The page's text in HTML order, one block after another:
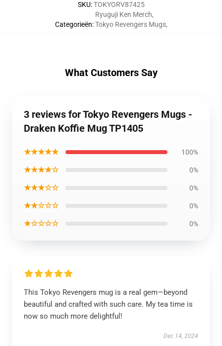
SKU:TOKYORV87425
Categorieën:
Ryuguji Ken Merch,
Tokyo Revengers Mugs,
What Customers Say
3 reviews for Tokyo Revengers Mugs -
Draken Koffie Mug TP1405
★★★★★ 100%
★★★★☆ 0%
★★★☆☆ 0%
★★☆☆☆ 0%
★☆☆☆☆ 0%
This Tokyo Revengers mug is a real gem—beyond
beautiful and crafted with such care. My tea time is
now so much more delightful!
Dec 14, 2024